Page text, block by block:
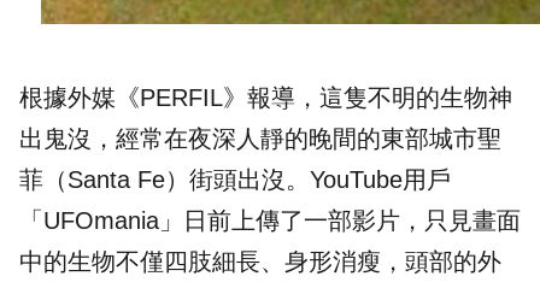
根據外媒《PERFIL》報導，這隻不明的生物神
出鬼沒，經常在夜深人靜的晚間的東部城市聖
菲（Santa Fe）街頭出沒。YouTube用戶
「UFOmania」日前上傳了一部影片，只見畫面
中的生物不僅四肢細長、身形消瘦，頭部的外